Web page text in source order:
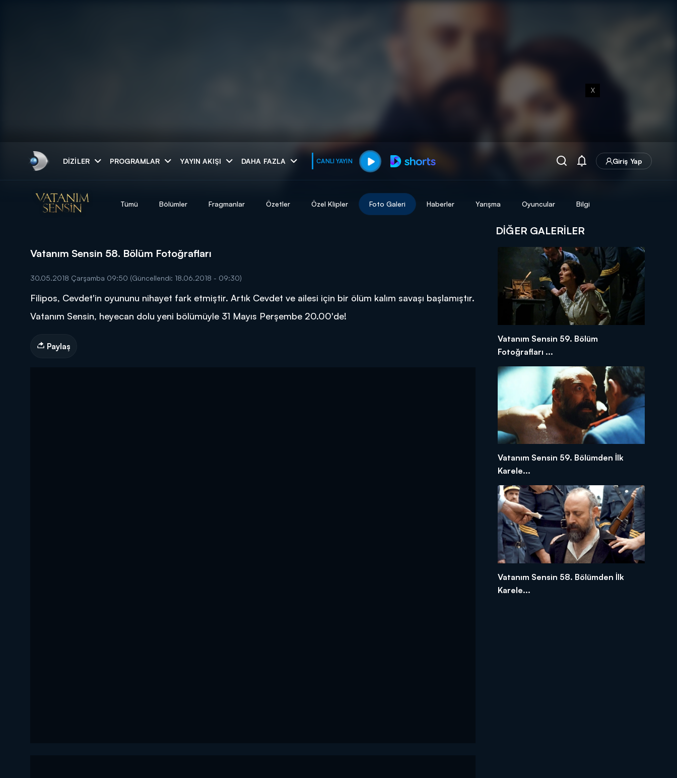
X
DIZILER PROGRAMLAR YAYIN AKIŞI DAHA FAZLA CANLI YAYIN Giriş Yap
muhteşem ikili
DİĞER SONUÇLAR
Tümü Bölümler Fragmanlar Özetler Özel Klipler Foto Galeri Haberler Yarışma Oyuncular Bilgi
Vatanım Sensin 58. Bölüm Fotoğrafları
30.05.2018 Çarşamba 09:50 (Güncellendi: 18.06.2018 - 09:30)
Filipos, Cevdet'in oyununu nihayet fark etmiştir. Artık Cevdet ve ailesi için bir ölüm kalım savaşı başlamıştır.
Vatanım Sensin, heyecan dolu yeni bölümüyle 31 Mayıs Perşembe 20.00'de!
Paylaş
DİĞER GALERİLER
Vatanım Sensin 59. Bölüm
Fotoğrafları ...
Vatanım Sensin 59. Bölümden İlk
Karele...
Vatanım Sensin 58. Bölümden İlk
Karele...